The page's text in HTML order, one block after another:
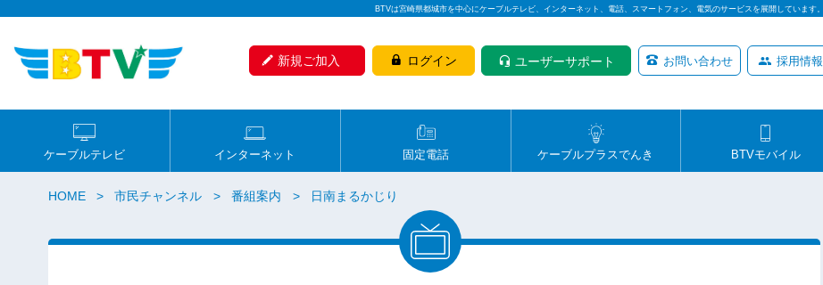
BTVは宮崎県都城市を中心にケーブルテレビ、インターネット、電話、スマートフォン、電気のサービスを展開しています。
新規ご加入 ログイン ユーザーサポート お問い合わせ 採用情報
ケーブルテレビ インターネット 固定電話 ケーブルプラスでんき BTVモバイル
HOME 市民チャンネル 番組案内 日南まるかじり